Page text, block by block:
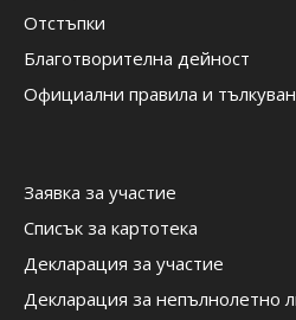
Отстъпки
Благотворителна дейност
Официални правила и
Заявка за участие
Списък за картотека
Декларация за участие
Декларация за непълнолетно